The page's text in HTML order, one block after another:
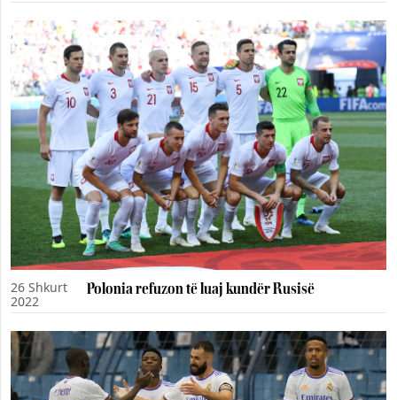
26 Shkurt
2022
Polonia refuzon të luaj kundër Rusisë